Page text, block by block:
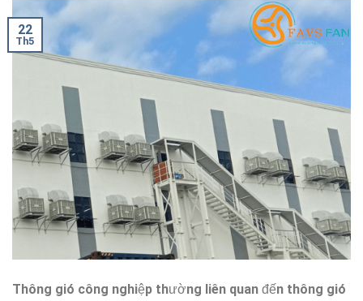
22
Th5
Thông gió công nghiệp thường liên quan đến thông gió